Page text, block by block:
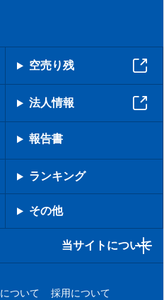
空売り残
法人情報
報告書
ランキング
その他
当サイトについて
ついて 採用について